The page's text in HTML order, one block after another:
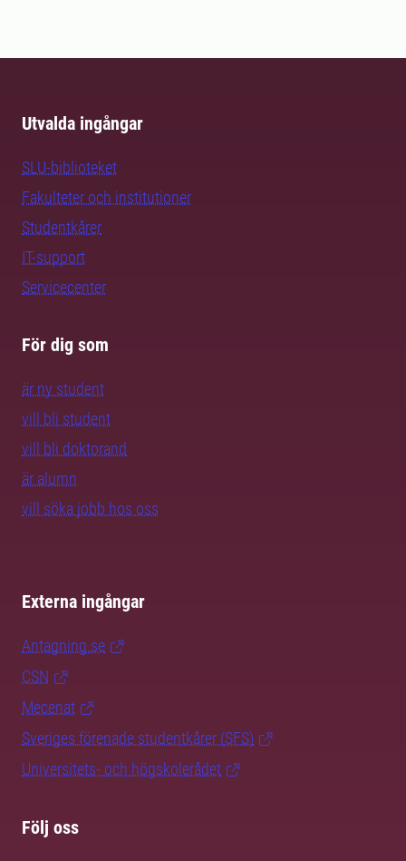
Utvalda ingångar
SLU-biblioteket
Fakulteter och institutioner
Studentkårer
IT-support
Servicecenter
För dig som
är ny student
vill bli student
vill bli doktorand
är alumn
vill söka jobb hos oss
Externa ingångar
Antagning.se
CSN
Mecenat
Sveriges förenade studentkårer (SFS)
Universitets- och högskolerådet
Följ oss